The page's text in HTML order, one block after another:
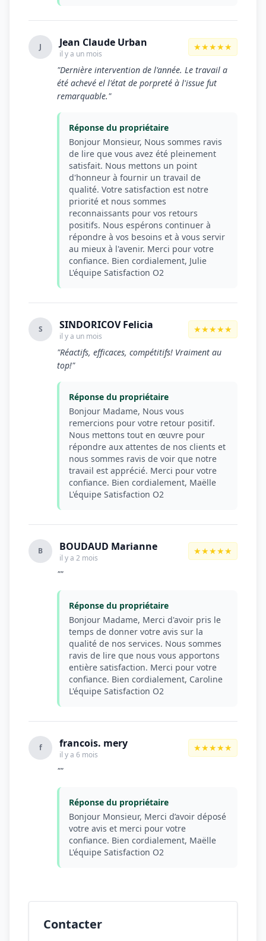
J Jean Claude Urban
il y a un mois
★★★★★
"Dernière intervention de l'année. Le travail a
été achevé el l'état de porpreté à l'issue fut
remarquable."
Réponse du propriétaire
Bonjour Monsieur, Nous sommes ravis
de lire que vous avez été pleinement
satisfait. Nous mettons un point
d'honneur à fournir un travail de
qualité. Votre satisfaction est notre
priorité et nous sommes
reconnaissants pour vos retours
positifs. Nous espérons continuer à
répondre à vos besoins et à vous servir
au mieux à l'avenir. Merci pour votre
confiance. Bien cordialement, Julie
L'équipe Satisfaction O2
S SINDORICOV Felicia
il y a un mois
★★★★★
"Réactifs, efficaces, compétitifs! Vraiment au
top!"
Réponse du propriétaire
Bonjour Madame, Nous vous
remercions pour votre retour positif.
Nous mettons tout en œuvre pour
répondre aux attentes de nos clients et
nous sommes ravis de voir que notre
travail est apprécié. Merci pour votre
confiance. Bien cordialement, Maëlle
L'équipe Satisfaction O2
B BOUDAUD Marianne
il y a 2 mois
★★★★★
""
Réponse du propriétaire
Bonjour Madame, Merci d'avoir pris le
temps de donner votre avis sur la
qualité de nos services. Nous sommes
ravis de lire que nous vous apportons
entière satisfaction. Merci pour votre
confiance. Bien cordialement, Caroline
L'équipe Satisfaction O2
f francois. mery
il y a 6 mois
★★★★★
""
Réponse du propriétaire
Bonjour Monsieur, Merci d’avoir déposé
votre avis et merci pour votre
confiance. Bien cordialement, Maëlle
L'équipe Satisfaction O2
Contacter